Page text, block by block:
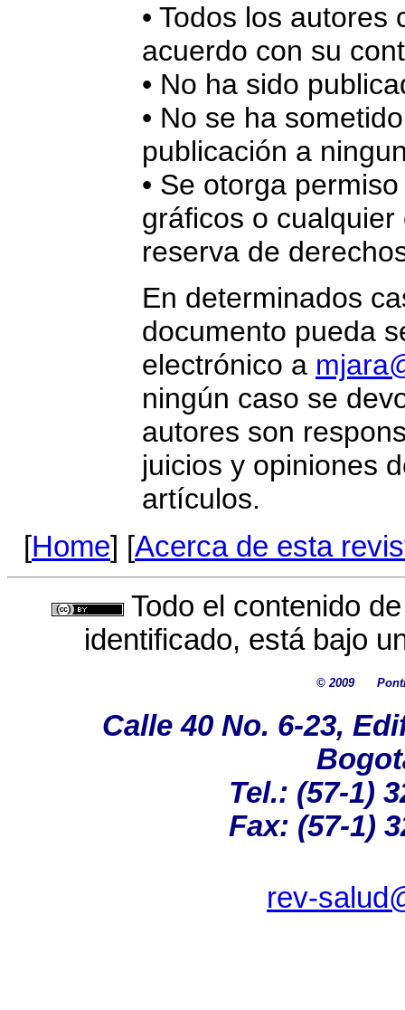
• Todos los
acuerdo con su
• No ha sido
• No se ha
publicación a
• Se otorga
gráficos o
reserva de
En determinados
documento pueda
electrónico a
ningún caso se
autores son
juicios y opiniones
artículos.
[Home] [Acerca de esta
Todo el contenido
identificado, está bajo
© 2009
Calle 40 No. 6-23,
Tel.: (57-1)
Fax: (57-1)
rev-